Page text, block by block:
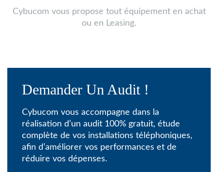
Cybucom vous propose tout équipement en achat
ou en Leasing.
Demander Un Audit !
Cybucom vous accompagne dans la
réalisation d’un audit 100% gratuit, étude
complète de vos installations téléphoniques,
afin d’améliorer vos performances et de
réduire vos dépenses.